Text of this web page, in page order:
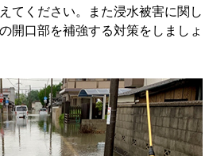
てください。また浸水被害に関し
開口部を補強する対策をしましょ